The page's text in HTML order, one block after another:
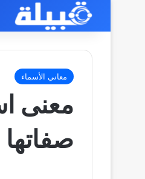
معاني الأسماء
صفاتها